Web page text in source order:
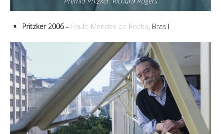
Pritzker 2006– Paulo Mendes da Rocha, Brasil